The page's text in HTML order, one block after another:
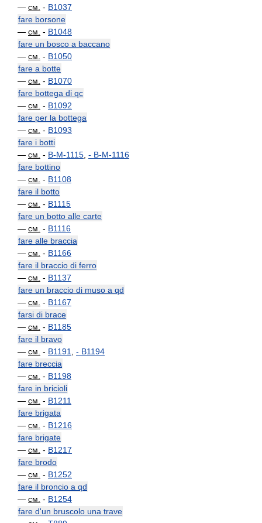
— см. - B1037
fare borsone
— см. - B1048
fare un bosco a baccano
— см. - B1050
fare a botte
— см. - B1070
fare bottega di qc
— см. - B1092
fare per la bottega
— см. - B1093
fare i botti
— см. - B-M-1115 - B-M-1116
fare bottino
— см. - B1108
fare il botto
— см. - B1115
fare un botto alle carte
— см. - B1116
fare alle braccia
— см. - B1166
fare il braccio di ferro
— см. - B1137
fare un braccio di muso a qd
— см. - B1167
farsi di brace
— см. - B1185
fare il bravo
— см. - B1191 - B1194
fare breccia
— см. - B1198
fare in bricioli
— см. - B1211
fare brigata
— см. - B1216
fare brigate
— см. - B1217
fare brodo
— см. - B1252
fare il broncio a qd
— см. - B1254
fare d'un bruscolo una trave